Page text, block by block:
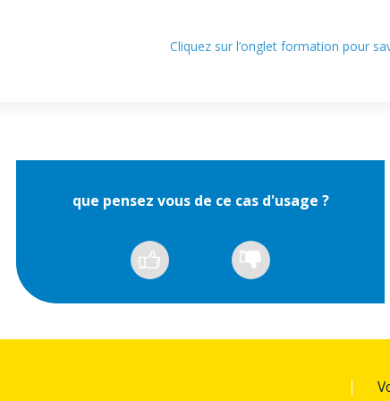
Cliquez sur l’onglet formation pour
que pensez vous de ce cas d'usage ?